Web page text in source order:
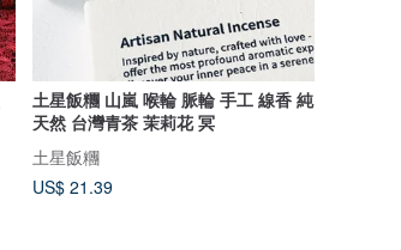
土星飯糰 山嵐 喉輪 脈輪 手工 線香 純
天然 台灣青茶 茉莉花 冥
土星飯糰
US$ 21.39